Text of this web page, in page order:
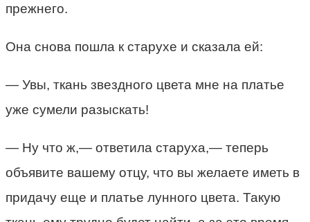
прежнего.
Она снова пошла к старухе и сказала ей:
— Увы, ткань звездного цвета мне на платье
уже сумели разыскать!
— Ну что ж,— ответила старуха,— теперь
объявите вашему отцу, что вы желаете иметь в
придачу еще и платье лунного цвета. Такую